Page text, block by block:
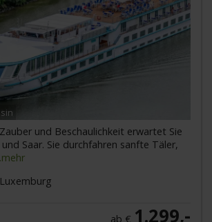
und Beschaulichkeit erwartet Sie
Saar. Sie durchfahren sanfte Täler,
ab € 1.299,-